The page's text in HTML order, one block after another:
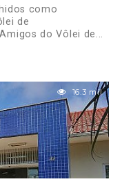
como
de
do Vôlei de...
16.3 mil